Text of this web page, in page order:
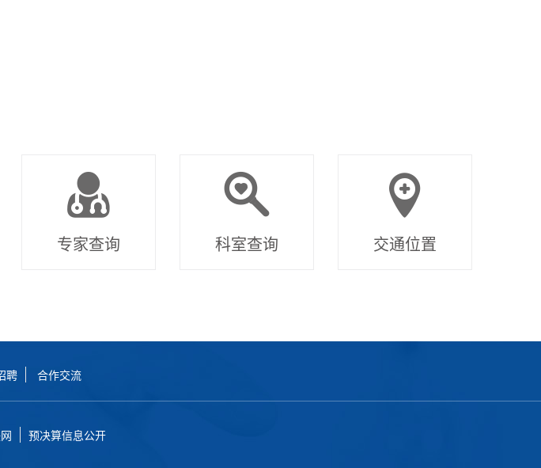
专家查询 科室查询 交通位置
聘 合作交流
预决算信息公开